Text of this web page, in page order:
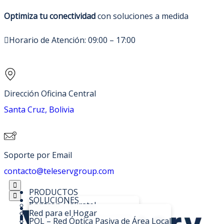
Optimiza tu conectividadcon soluciones a medida
Horario de Atención: 09:00 – 17:00
Dirección Oficina Central
Santa Cruz, Bolivia
Soporte por Email
contacto@teleservgroup.com
PRODUCTOS
Kontron / Iskratel
OLTs Lumia XGSPON/GPON
C-DATA
Fibra Óptica
SOLUCIONES
Red para el Hogar
POL – Red Óptica Pasiva de Área Local
SOPORTE TÉCNICO
NOSOTROS